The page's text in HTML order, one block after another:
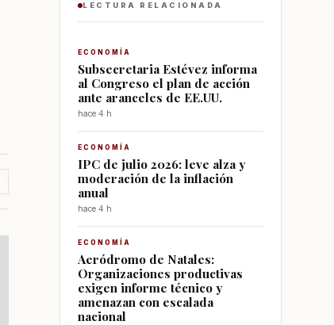
LECTURA RELACIONADA
ECONOMÍA
Subsecretaria Estévez informa
al Congreso el plan de acción
ante aranceles de EE.UU.
hace 4 h
ECONOMÍA
IPC de julio 2026: leve alza y
moderación de la inflación
anual
hace 4 h
ECONOMÍA
Aeródromo de Natales:
Organizaciones productivas
exigen informe técnico y
amenazan con escalada
nacional